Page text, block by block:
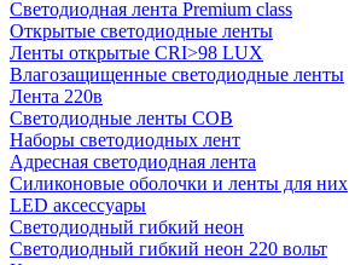
Светодиодная лента Premium class
Открытые светодиодные ленты
Ленты открытые CRI>98 LUX
Влагозащищенные светодиодные ленты
Лента 220в
Светодиодные ленты COB
Наборы светодиодных лент
Адресная светодиодная лента
Силиконовые оболочки и ленты для них
LED аксессуары
Светодиодный гибкий неон
Светодиодный гибкий неон 220 вольт